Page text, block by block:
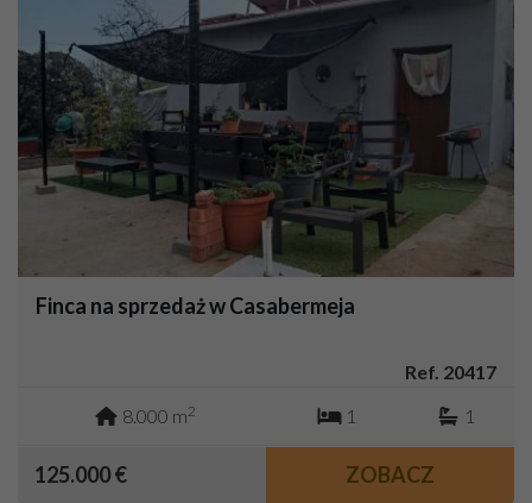
Finca na sprzedaż w Casabermeja
Ref. 20417
8.000 m2 1 1
125.000 € ZOBACZ